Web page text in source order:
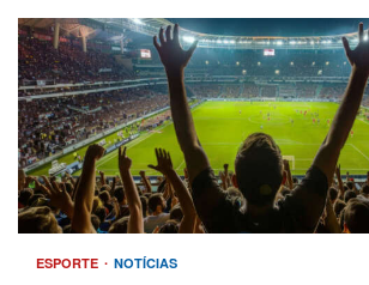
ESPORTE NOTÍCIAS